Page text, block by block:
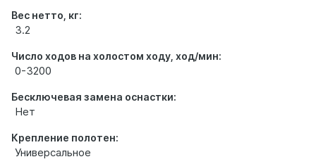
Вес нетто, кг:
3.2
Число ходов на холостом ходу, ход/мин:
0-3200
Бесключевая замена оснастки:
Нет
Крепление полотен:
Универсальное